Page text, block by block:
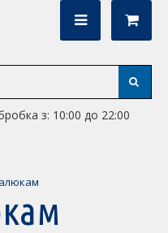
з: 10:00 до 22:00